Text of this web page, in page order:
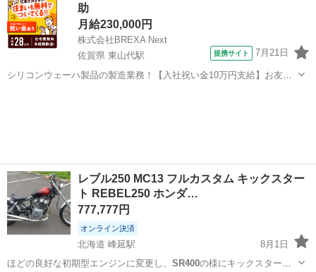
助
月給230,000円
株式会社BREXA Next
佐賀県 東山代駅
提携サイト 7月21日
シリコンウェーハ製品の製造業務！【入社祝い金10万円支給】お友達
レブル250 MC13 フルカスタム キックスター
ト REBEL250 ホンダ…
777,777円
オンライン決済
北海道 峰延駅
8月1日
ほどの良好な初期型エンジンに変更し、 SR400の様にキックスタート